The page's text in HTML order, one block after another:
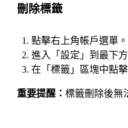
刪除標籤
點擊右上角帳戶選單。
進入「設定」到最下
在「標籤」區塊中點
重要提醒： 標籤刪除後無